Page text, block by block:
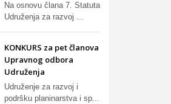
Na osnovu člana 7. Statuta
Udruženja za razvoj ...
KONKURS za pet članova
Upravnog odbora
Udruženja
Udruženje za razvoj i
podršku planinarstva i sp...